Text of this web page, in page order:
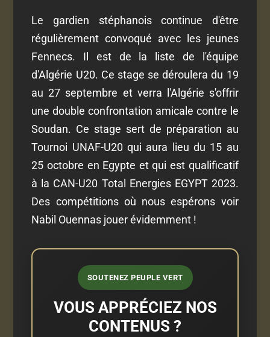
Le gardien stéphanois continue d'être
régulièrement convoqué avec les jeunes
Fennecs. Il est de la liste de l'équipe
d'Algérie U20. Ce stage se déroulera du 19
au 27 septembre et verra l'Algérie s'offrir
une double confrontation amicale contre le
Soudan. Ce stage sert de préparation au
Tournoi UNAF-U20 qui aura lieu du 15 au
25 octobre en Egypte et qui est qualificatif
à la CAN-U20 Total Energies EGYPT 2023.
Des compétitions où nous espérons voir
Nabil Ouennas jouer évidemment !
SOUTENEZ PEUPLE VERT
VOUS APPRÉCIEZ NOS
CONTENUS ?